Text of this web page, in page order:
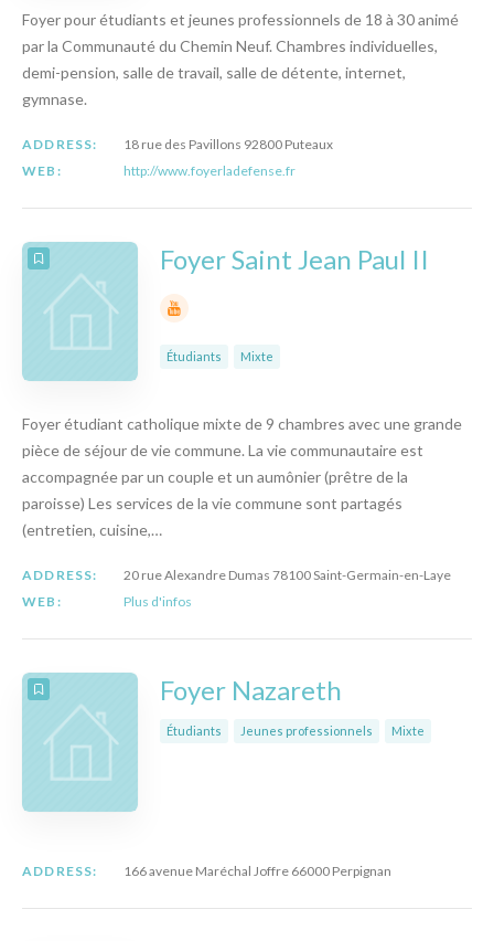
Foyer pour étudiants et jeunes professionnels de 18 à 30 animé
par la Communauté du Chemin Neuf. Chambres individuelles,
demi-pension, salle de travail, salle de détente, internet,
gymnase.
ADDRESS:
18 rue des Pavillons 92800 Puteaux
WEB:
http://www.foyerladefense.fr
Foyer Saint Jean Paul II
Étudiants Mixte
Foyer étudiant catholique mixte de 9 chambres avec une grande
pièce de séjour de vie commune. La vie communautaire est
accompagnée par un couple et un aumônier (prêtre de la
paroisse) Les services de la vie commune sont partagés
(entretien, cuisine,…
ADDRESS:
20 rue Alexandre Dumas 78100 Saint-Germain-en-Laye
WEB:
Plus d'infos
Foyer Nazareth
Étudiants Jeunes professionnels Mixte
ADDRESS: 166 avenue Maréchal Joffre 66000 Perpignan